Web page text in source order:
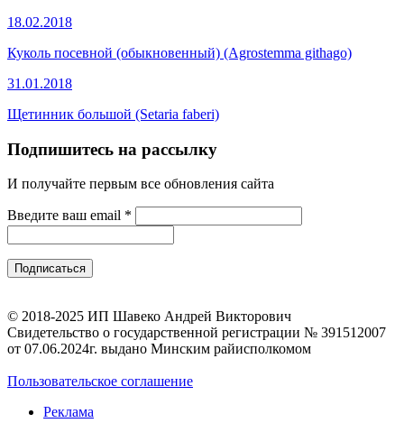
18.02.2018
Куколь посевной (обыкновенный) (Agrostemma githago)
31.01.2018
Щетинник большой (Setaria faberi)
Подпишитесь на рассылку
И получайте первым все обновления сайта
Введите ваш email *
© 2018-2025 ИП Шавеко Андрей Викторович
Свидетельство о государственной регистрации № 391512007
от 07.06.2024г. выдано Минским райисполкомом
Пользовательское соглашение
Реклама